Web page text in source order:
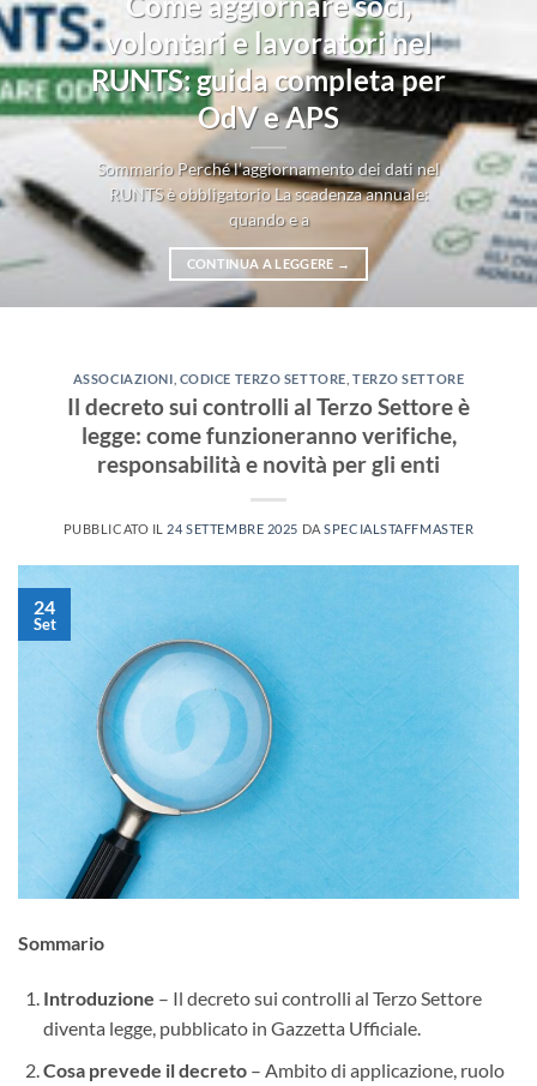
volontari e lavoratori nel
RUNTS: guida completa per
OdV e APS
Sommario Perché l’aggiornamento dei dati nel
RUNTS è obbligatorio La scadenza annuale:
quando e a
CONTINUA A LEGGERE →
ASSOCIAZIONI CODICE TERZO SETTORE TERZO SETTORE
Il decreto sui controlli al Terzo Settore è
legge: come funzioneranno verifiche,
responsabilità e novità per gli enti
PUBBLICATO IL 24 SETTEMBRE 2025 DASPECIALSTAFFMASTER
24
Set
Sommario
Introduzione – Il decreto sui controlli al Terzo Settore
diventa legge, pubblicato in Gazzetta Ufficiale.
Cosa prevede il decreto– Ambito di applicazione, ruolo